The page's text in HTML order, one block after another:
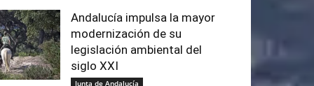
Andalucía impulsa la mayor
modernización de su
legislación ambiental del
siglo XXI
Junta de Andalucía